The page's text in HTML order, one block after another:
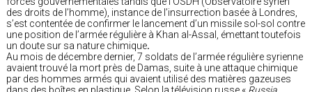
des droits de l’homme), instance de l’insurrection basée à Londres,
s’est contentée de confirmer le lancement d’un missile sol-sol contre
une position de l’armée régulière à Khan al-Assal, émettant toutefois
un doute sur sa nature chimique.
Au mois de décembre dernier, 7 soldats de l’armée régulière syrienne
avaient trouvé la mort près de Damas, suite à une attaque chimique
par des hommes armés qui avaient utilisé des matières gazeuses
dans des boîtes en plastique. Selon la télévision russe « Russia